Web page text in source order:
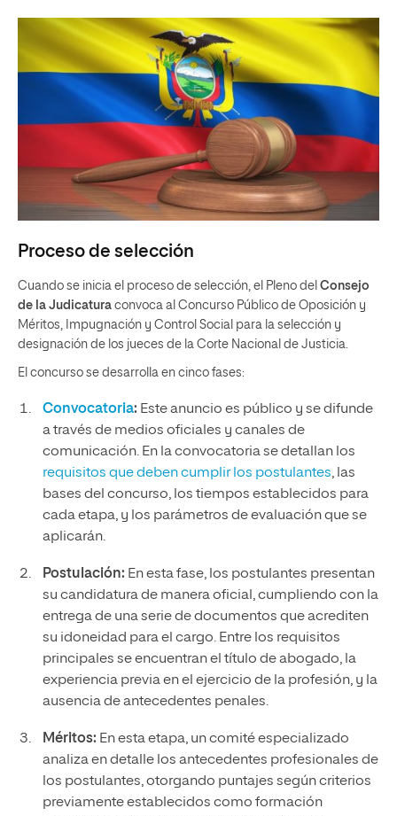
Proceso de selección
Cuando se inicia el proceso de selección, el Pleno del Consejo
de la Judicatura convoca al Concurso Público de Oposición y
Méritos, Impugnación y Control Social para la selección y
designación de los jueces de la Corte Nacional de Justicia.
El concurso se desarrolla en cinco fases:
Convocatoria: Este anuncio es público y se difunde
a través de medios oficiales y canales de
comunicación. En la convocatoria se detallan los
requisitos que deben cumplir los postulantes, las
bases del concurso, los tiempos establecidos para
cada etapa, y los parámetros de evaluación que se
aplicarán.
Postulación: En esta fase, los postulantes presentan
su candidatura de manera oficial, cumpliendo con la
entrega de una serie de documentos que acrediten
su idoneidad para el cargo. Entre los requisitos
principales se encuentran el título de abogado, la
experiencia previa en el ejercicio de la profesión, y la
ausencia de antecedentes penales.
Méritos: En esta etapa, un comité especializado
analiza en detalle los antecedentes profesionales de
los postulantes, otorgando puntajes según criterios
previamente establecidos como formación